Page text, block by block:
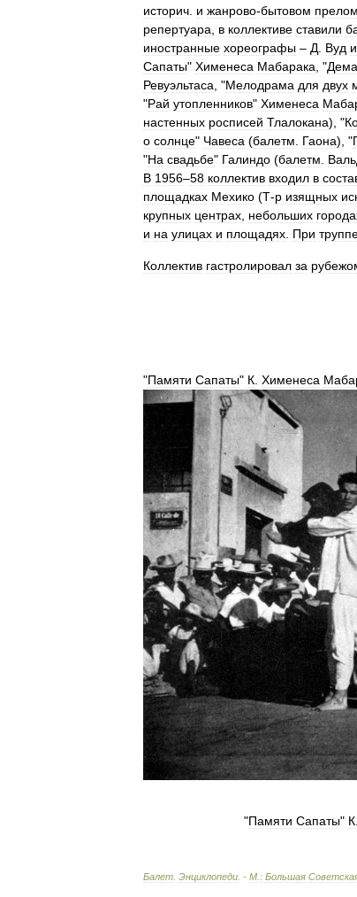
историч и жанрово-бытовом
репертуара
в коллективе ставили
иностранные хореографы – Д Вуд и
Сапаты" Хименеса Мабарака , "
Ревуэльтаса , "Мелодрама для двух
"Рай утопленников" Хименеса
настенных росписей Тлалокана), "
о солнце" Чавеса (балетм Гаона), "
"На свадьбе" Галиндо (балетм
В 1956–58 коллектив входил в
площадках Мехико (Т-р изящных
крупных центрах небольших
и на улицах и площадях При
Коллектив гастролировал за
"Памяти Сапаты" К Хименеса
"Памяти Сапаты" К.
Балет Энциклопеди . - М : Большая